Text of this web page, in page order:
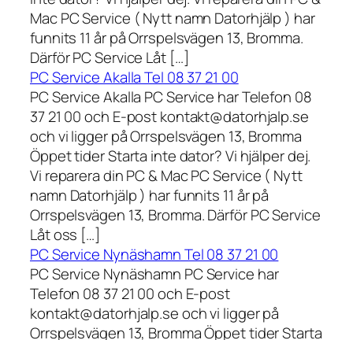
Mac PC Service ( Nytt namn Datorhjälp ) har
funnits 11 år på Orrspelsvägen 13, Bromma.
Därför PC Service Låt […]
PC Service Akalla Tel 08 37 21 00
PC Service Akalla PC Service har Telefon 08
37 21 00 och E-post kontakt@datorhjalp.se
och vi ligger på Orrspelsvägen 13, Bromma
Öppet tider Starta inte dator? Vi hjälper dej.
Vi reparera din PC & Mac PC Service ( Nytt
namn Datorhjälp ) har funnits 11 år på
Orrspelsvägen 13, Bromma. Därför PC Service
Låt oss […]
PC Service Nynäshamn Tel 08 37 21 00
PC Service Nynäshamn PC Service har
Telefon 08 37 21 00 och E-post
kontakt@datorhjalp.se och vi ligger på
Orrspelsvägen 13, Bromma Öppet tider Starta